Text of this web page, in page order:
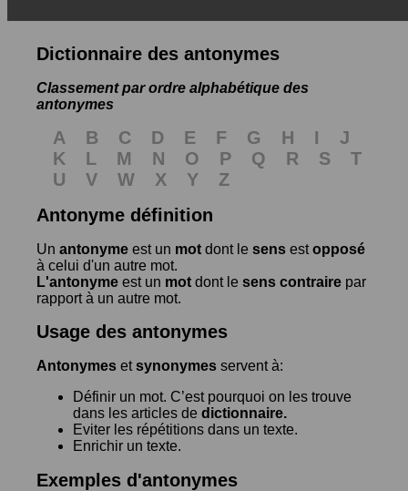
Dictionnaire des antonymes
Classement par ordre alphabétique des
antonymes
A B C D E F G H I
J
K
L M N O P Q R S
T
U
V W X Y
Z
Antonyme définition
Un antonyme est un mot dont le sens estopposé
à celui d'un autre mot.
L'antonyme est un mot dont le sens contraire par
rapport à un autre mot.
Usage des antonymes
Antonymes etsynonymes servent à:
Définir un mot. C’est pourquoi on les trouve
dans les articles de dictionnaire.
Eviter les répétitions dans un texte.
Enrichir un texte.
Exemples d'antonymes